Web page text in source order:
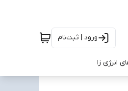
ورود | ثبت‌نام
انرژی زا